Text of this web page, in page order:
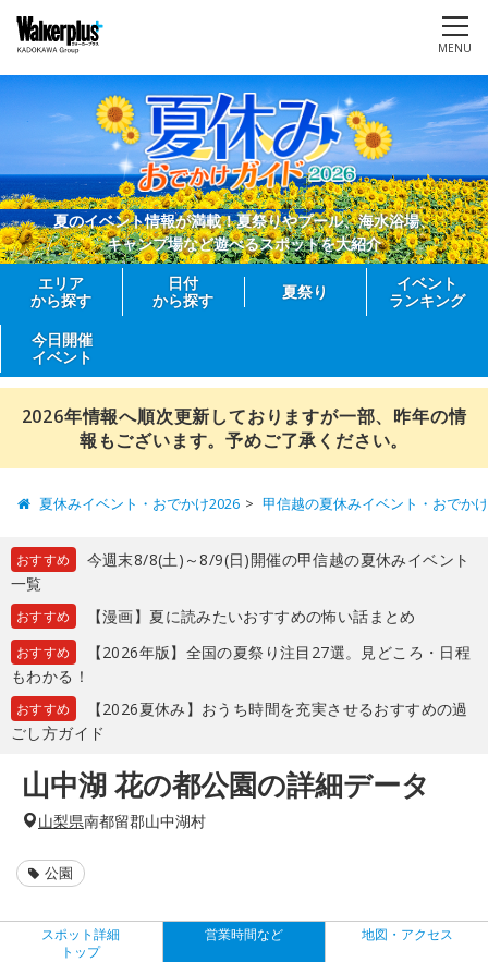
MENU
夏のイベント情報が満載！夏祭りやプール、海水浴場、
キャンプ場など遊べるスポットを大紹介
エリア
から探す
日付
から探す
夏祭り
イベント
ランキング
今日開催
イベント
2026年情報へ順次更新しておりますが一部、昨年の情
報もございます。予めご了承ください。
夏休みイベント・おでかけ2026 甲信越の夏休みイベント・おでか
おすすめ
今週末8/8(土)～8/9(日)開催の甲信越の夏休みイベント
一覧
おすすめ 【漫画】夏に読みたいおすすめの怖い話まとめ
おすすめ
【2026年版】全国の夏祭り注目27選。見どころ・日程
もわかる！
おすすめ
【2026夏休み】おうち時間を充実させるおすすめの過
ごし方ガイド
山中湖 花の都公園の詳細データ
山梨県南都留郡山中湖村
公園
スポット詳細
トップ
営業時間など 地図・アクセス